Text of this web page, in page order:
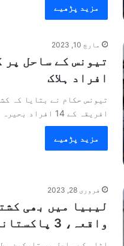
مزید پڑھیے
مارچ 10, 2023
افراد ہلاک
تیونس حکام نے بتایا کہ
افریقہ کے 14 افراد بحیرہ روم میں ہلاک ہو گئے…
مزید پڑھیے
فروری 28, 2023
لیبیا میں بھی
واقعہ، 3 پاکستانی جاں بحق